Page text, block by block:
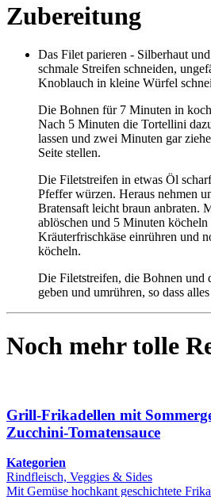
Zubereitung
Das Filet parieren - Silberhaut
schmale Streifen schneiden,
Knoblauch in kleine Würfel
Die Bohnen für 7 Minuten in
Nach 5 Minuten die Tortellini
lassen und zwei Minuten gar
Seite stellen.
Die Filetstreifen in etwas Öl
Pfeffer würzen. Heraus nehmen
Bratensaft leicht braun anbraten.
ablöschen und 5 Minuten köcheln
Kräuterfrischkäse einrühren und
köcheln.
Die Filetstreifen, die Bohnen und
geben und umrühren, so dass
Noch mehr tolle
Grill-Frikadellen mit
Zucchini-Tomatensauce
Kategorien
Rindfleisch, Veggies & Sides
Mit Gemüse hochkant geschichtete